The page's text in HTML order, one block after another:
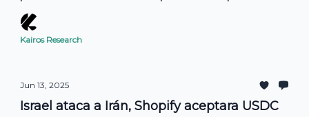
adelante en Web3 esta semana.
Kairos Research
Jun 13, 2025
Israel ataca a Irán, Shopify aceptara USDC